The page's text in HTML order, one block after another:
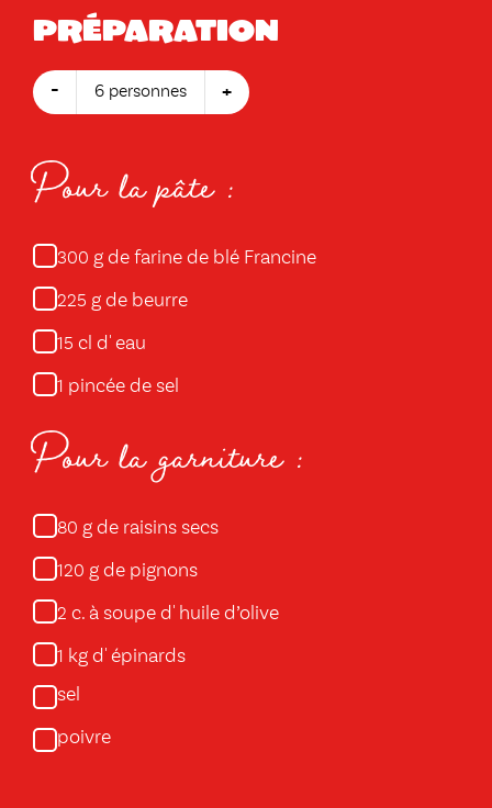
Préparation
- 6 personnes +
Pour la pâte :
300 g de farine de blé Francine
225 g de beurre
15 cl d' eau
1 pincée de sel
Pour la garniture :
80 g de raisins secs
120 g de pignons
2 c. à soupe d' huile d’olive
1 kg d' épinards
sel
poivre